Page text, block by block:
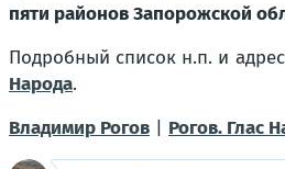
пяти районов Запорожской
Подробный список н.п. и
Народа.
Владимир Рогов | Рогов. Глас